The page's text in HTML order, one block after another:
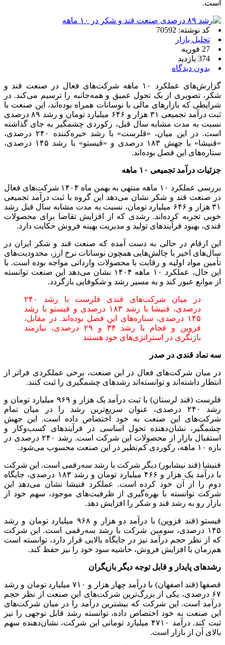
است.
کد نوشته: 70592
تحلیل بازار
27 فوریه
374 بازدید
بدون دیدگاه
گزارش‌های عملکرد ۱۰ ماهه شرکت‌های فعال در صنعت قند و
شکر، تصویری از یک تحول عمیق و همه‌جانبه را ترسیم می‌کند. در
شرایطی که بازارهای مالی با نوسانات همراه بوده‌اند، این صنعت با
ثبت درآمد تجمیعی ۳۱ هزار و ۶۴۶ میلیارد تومان و رشد ۸۹ درصدی
نسبت به مدت مشابه سال قبل، رکوردی چشمگیر به جای گذاشته
است. در این میان، «قلرست» با رشد خیره‌کننده ۲۴۰ درصدی،
«قنیشا» با جهش ۱۸۳ درصدی و «قیستو» با رشد ۱۴۵ درصدی،
ستاره‌های این فصل بوده‌اند.
جزئیات درآمد تجمیعی ۱۰ ماهه
بررسی عملکرد ۱۰ ماهه منتهی به بهمن ماه ۱۴۰۴ شرکت‌های فعال
در صنعت قند و شکر نشان می‌دهد این گروه با ثبت درآمد تجمیعی
۳۱ هزار و ۶۴۶ میلیارد تومان، نسبت به مدت مشابه سال قبل رشد
خوبی تجربه کرده‌اند. رشدی که از افزایش تقاضا برای محصولات
قندی، بهبود فرآیندهای تولید و مدیریت بهینه فروش حکایت دارد.
این ارقام در حالی به دست آمده که صنعت قند و شکر ایران در
سال‌های اخیر با چالش‌هایی همچون نوسانات نرخ ارز، محدودیت‌های
تأمین مواد اولیه و رقابت با محصولات وارداتی مواجه بوده است. با
این حال، عملکرد ۱۰ ماهه ۱۴۰۴ نشان می‌دهد این صنعت توانسته
از موانع عبور کند و به مسیر رشد و شکوفایی بازگردد.
در میان شرکت‌های قندی قلرست با رشد ۲۴۰
درصدی، قنیشا با رشد ۱۸۳ درصدی و قیستو با رشد
۱۴۵ درصدی، ستاره‌های این فصل بوده‌اند. در مقابل،
قزوین و قجام با رشد ۳۴ و ۲۹ درصدی، نیازمند
بازنگری در استراتژی‌های خود هستند
سه نماد قندی در صدر
در میان شرکت‌های فعال در این صنعت، برخی عملکردی فراتر از
انتظار داشته‌اند و توانسته‌اند رشدهای چشمگیری را ثبت کنند.
قلرست (قند لرستان) با ثبت درآمد یک هزار و ۹۶۹ میلیارد تومان و
رشد ۲۴۰ درصدی، عنوان سریع‌ترین رشد را در میان تمام
شرکت‌های این صنعت به خود اختصاص داده است. این جهش
چشمگیر، نشان‌دهنده تحول اساسی در فرآیندهای کسب‌وکار و
استقبال بازار از محصولات این شرکت است. رشد ۲۴۰ درصدی در
بازه ۱۰ ماهه، رکوردی کم‌نظیر در این صنعت محسوب می‌شود.
قنیشا (قند نیشابور) دیگر شرکت با رشد سه‌رقمی است. این شرکت
با درآمد یک هزار و ۴۶۶ میلیارد تومان و رشد ۱۸۳ درصدی، جایگاه
دوم را از آن خود کرده است. عملکرد قنیشا نشان می‌دهد این
شرکت توانسته با بهره‌گیری از ظرفیت‌های موجود، سهم خود از
بازار رو به رشد قند و شکر را افزایش دهد.
قیستو (قند قزوین) با درآمد دو هزار و ۹۶۸ میلیارد تومان و رشد
۱۴۵ درصدی، سومین شرکت با رشد سه‌رقمی است. این شرکت
که از نظر حجم درآمد نیز در جایگاه بالایی قرار دارد، توانسته است
هم‌زمان با افزایش فروش، حاشیه سود خود را نیز حفظ کند.
رشدهای پایدار و قابل توجه دیگر بازیگران
قصفها (قند اصفهان) با درآمد چهار هزار و ۷۱۰ میلیارد تومان و رشد
۶۷ درصدی، یکی از بزرگ‌ترین شرکت‌های این صنعت از نظر حجم
درآمد است. این شرکت که بیشترین درآمد را در میان شرکت‌های
این صنعت به خود اختصاص داده، توانسته رشد قابل توجهی را نیز
ثبت کند. درآمد ۴۷۱۰ میلیارد تومانی این شرکت، نشان‌دهنده سهم
بالای آن از بازار است.